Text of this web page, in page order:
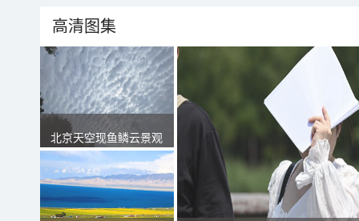
高清图集
北京天空现鱼鳞云景观